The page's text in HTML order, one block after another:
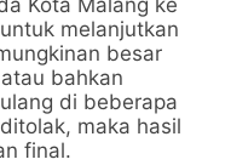
Kota Malang ke
melanjutkan
besar
bahkan
di beberapa
maka hasil
final.